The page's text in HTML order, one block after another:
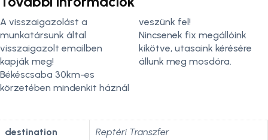
A visszaigazolást a
munkatársunk által
visszaigazolt emailben
kapják meg!
Békéscsaba 30km-es
körzetében mindenkit háznál
veszünk fel!
Nincsenek fix megállóink
kikötve, utasaink kérésére
állunk meg mosdóra.
destination Reptéri Transzfer